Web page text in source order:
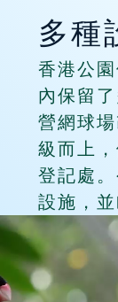
多種
香港公
內保留
營網球
級而上
登記處
設施，